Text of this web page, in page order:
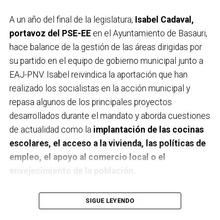
A un año del final de la legislatura, Isabel Cadaval,
portavoz del PSE-EEen el Ayuntamiento de Basauri,
hace balance de la gestión de las áreas dirigidas por
su partido en el equipo de gobierno municipal junto a
EAJ-PNV. Isabel reivindica la aportación que han
realizado los socialistas en la acción municipal y
repasa algunos de los principales proyectos
desarrollados durante el mandato y aborda cuestiones
de actualidad como la implantación de las cocinas
escolares, el acceso a la vivienda, las políticas de
empleo, el apoyo al comercio local o el
envejecimiento de la población.
A un año de acabar la legislatura, ¿qué balance
haces de la gestión del PSE en tus áreas dentro
SIGUE LEYENDO